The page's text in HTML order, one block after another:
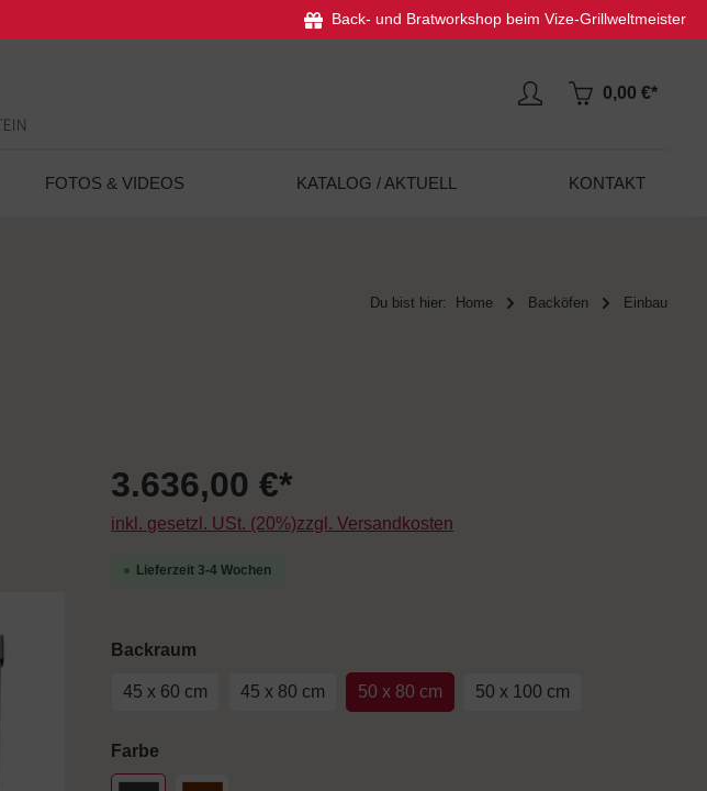
Back- und Bratworkshop beim Vize-Grillweltmeister
0,00 €*
FOTOS & VIDEOS KATALOG / AKTUELL KONTAKT
Du bist hier: Home Backöfen Einbau
3.636,00 €*
inkl. gesetzl. USt. (20%)zzgl. Versandkosten
Lieferzeit 3-4 Wochen
Backraum
45 x 60 cm 45 x 80 cm 50 x 80 cm 50 x 100 cm
Farbe